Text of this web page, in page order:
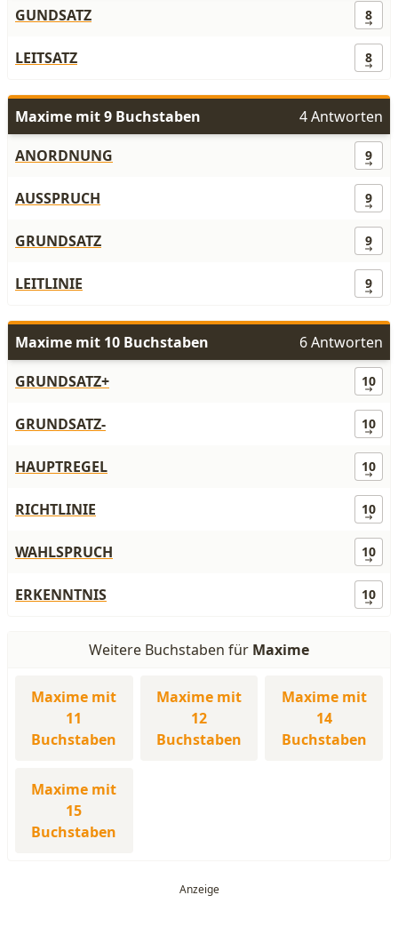
GUNDSATZ 8
LEITSATZ 8
Maxime mit 9 Buchstaben
4 Antworten
ANORDNUNG
9
AUSSPRUCH 9
GRUNDSATZ 9
LEITLINIE 9
Maxime mit 10 Buchstaben
6 Antworten
GRUNDSATZ+
10
GRUNDSATZ- 10
HAUPTREGEL 10
RICHTLINIE 10
WAHLSPRUCH 10
ERKENNTNIS 10
Weitere Buchstaben für Maxime
Maxime mit
11
Buchstaben
Maxime mit
12
Buchstaben
Maxime mit
14
Buchstaben
Maxime mit
15
Buchstaben